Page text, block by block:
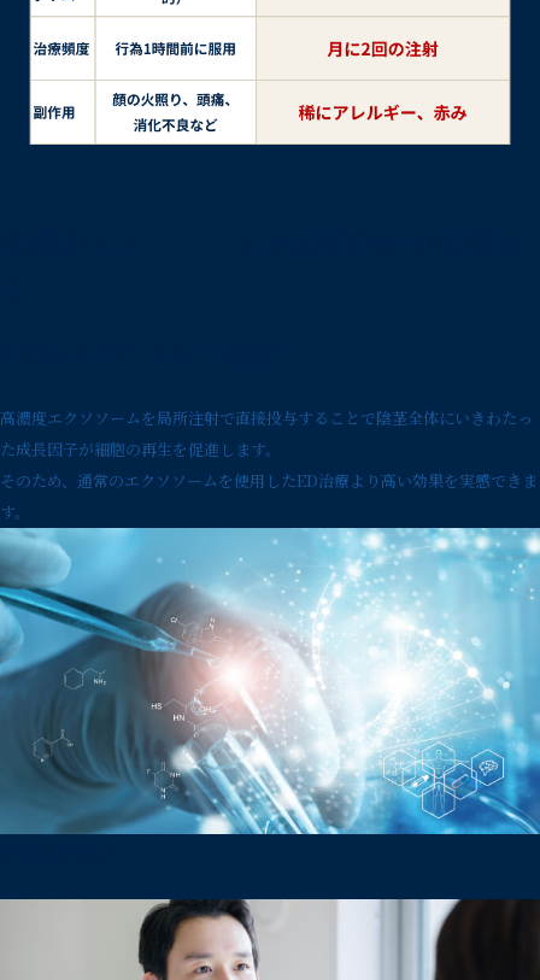
高濃度エクソソームを局所注射で直接投与することで陰茎全体にいきわたっ
た成長因子が細胞の再生を促進します。
そのため、通常のエクソソームを使用したED治療より高い効果を実感できま
す。